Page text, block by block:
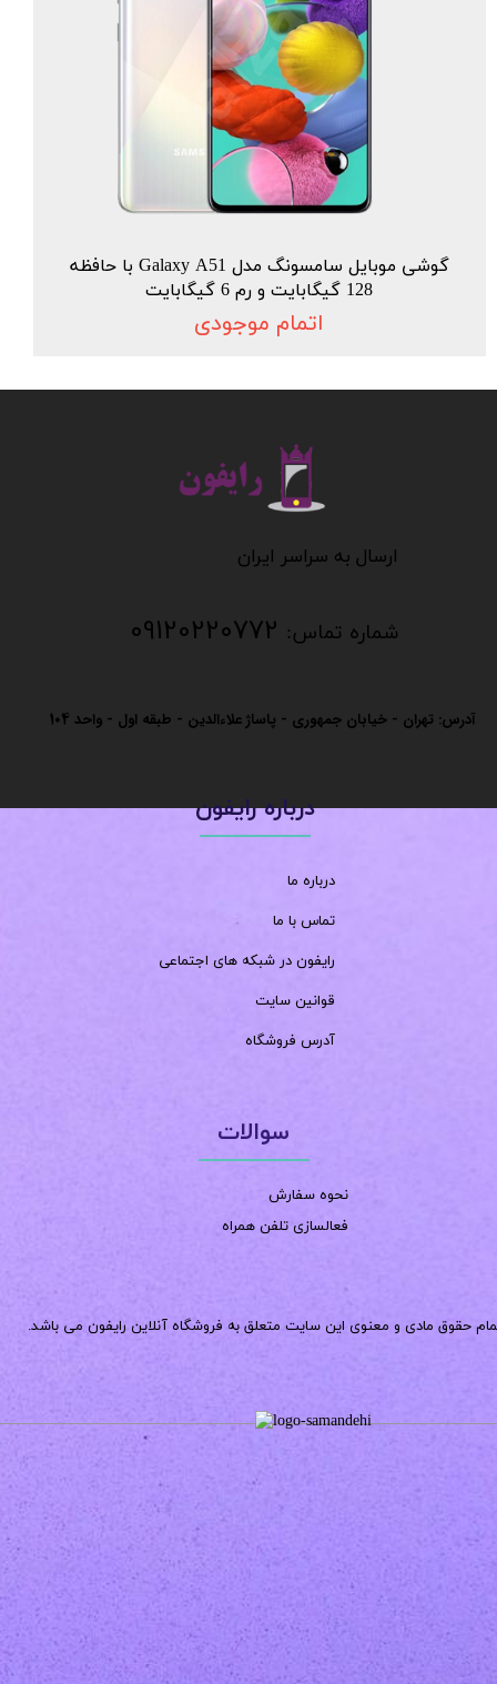
گوشی موبایل سامسونگ مدل Galaxy A51 با حافظه
128 گیگابایت و رم 6 گیگابایت
اتمام موجودی
​​​​​​ارسال به سراسر ایران
شماره تماس: 09120220772
آدرس: تهران - خیابان جمهوری - پاساژ علاءالدین - طبقه اول - واحد 104
سوالات
نحوه سفارش
فعالسازی تلفن همراه
حقوق مادی و معنوی این سایت متعلق به فروشگاه آنلاین رایفون می باشد.
درباره رایفون
درباره ما
تماس با ما
رایفون در شبکه های اجتماعی
قوانین سایت
آدرس فروشگاه